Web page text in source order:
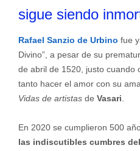
sigue siendo
Rafael Sanzio de Urbino fue
Divino”, a pesar de su
de abril de 1520, justo cuando
tanto hacer el amor con su
Vidas de artistasde Vasari
En 2020 se cumplieron 500
las indiscutibles cumbres